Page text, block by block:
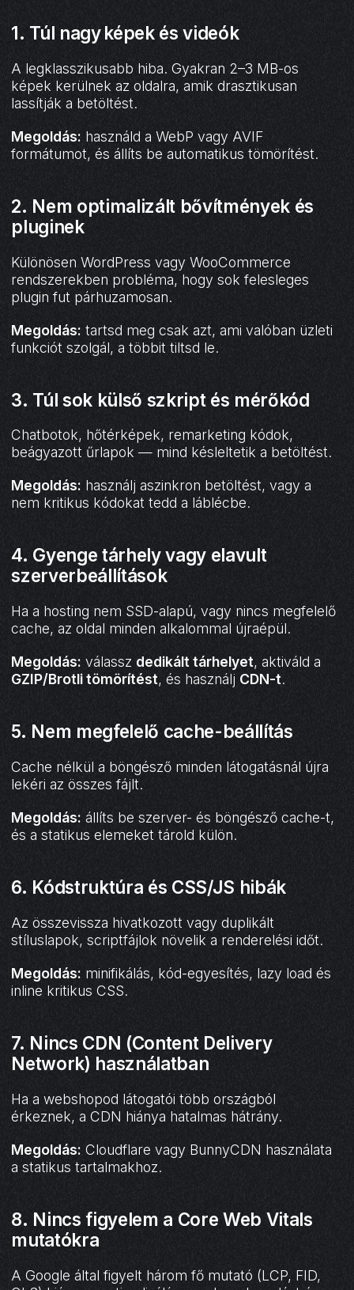
1. Túl nagyképek és videók
A legklasszikusabb hiba. Gyakran 2–3 MB-os
képek kerülnek az oldalra, amik drasztikusan
lassítják a betöltést.
Megoldás: használd a WebP vagy AVIF
formátumot, és állíts be automatikus tömörítést.
2. Nem optimalizált bővítmények és
pluginek
Különösen WordPress vagy WooCommerce
rendszerekben probléma, hogy sok felesleges
plugin fut párhuzamosan.
Megoldás: tartsd meg csak azt, ami valóban üzleti
funkciót szolgál, a többit tiltsd le.
3. Túl sok külső szkript és mérőkód
Chatbotok, hőtérképek, remarketing kódok,
beágyazott űrlapok — mind késleltetik a betöltést.
Megoldás: használj aszinkron betöltést, vagy a
nem kritikus kódokat tedd a láblécbe.
4. Gyenge tárhely vagy elavult
szerverbeállítások
Ha a hosting nem SSD-alapú, vagy nincs megfelelő
cache, az oldal minden alkalommal újraépül.
Megoldás: válassz dedikált tárhelyet, aktiváld a
GZIP/Brotli tömörítést, és használj CDN-t.
5. Nem megfelelő cache-beállítás
Cache nélkül a böngésző minden látogatásnál újra
lekéri az összes fájlt.
Megoldás: állíts be szerver- és böngésző cache-t,
és a statikus elemeket tárold külön.
6. Kódstruktúra és CSS/JS hibák
Az összevissza hivatkozott vagy duplikált
stíluslapok, scriptfájlok növelik a renderelési időt.
Megoldás: minifikálás, kód-egyesítés, lazy load és
inline kritikus CSS.
7. Nincs CDN (Content Delivery
Network) használatban
Ha a webshopod látogatói több országból
érkeznek, a CDN hiánya hatalmas hátrány.
Megoldás: Cloudflare vagy BunnyCDN használata
a statikus tartalmakhoz.
8. Nincs figyelem a Core Web Vitals
mutatókra
A Google által figyelt három fő mutató (LCP, FID,